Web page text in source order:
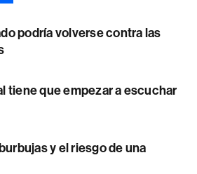
podría volverse contra las
tiene que empezar a escuchar
y el riesgo de una